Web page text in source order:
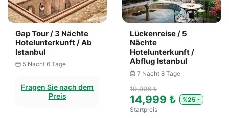
Gap Tour / 3 Nächte
Hotelunterkunft / Ab
Istanbul
5 Nacht 6 Tage
Fragen Sie nach dem
Preis
Lückenreise / 5
Nächte
Hotelunterkunft /
Abflug Istanbul
7 Nacht 8 Tage
19,998 ₺
14,999 ₺
%25
Startpreis